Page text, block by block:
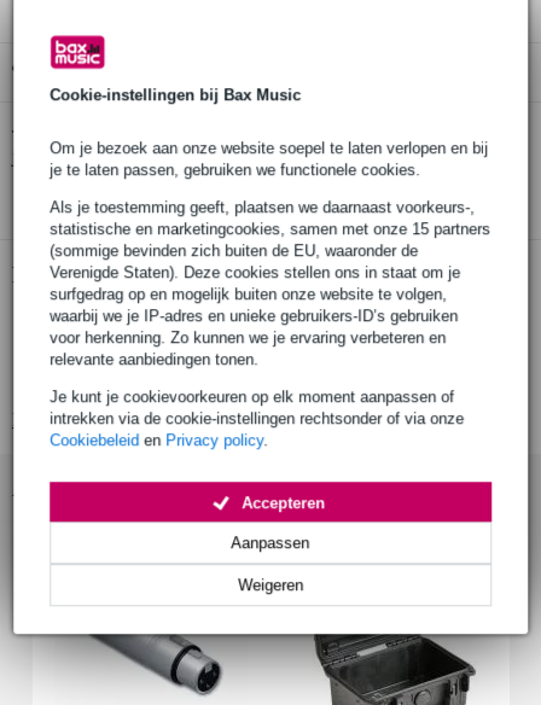
Cookie-instellingen bij Bax Music
Om je bezoek aan onze website soepel te laten verlopen en bij
je te laten passen, gebruiken we functionele cookies.
Als je toestemming geeft, plaatsen we daarnaast voorkeurs-,
statistische en marketingcookies, samen met onze 15 partners
(sommige bevinden zich buiten de EU, waaronder de
Verenigde Staten). Deze cookies stellen ons in staat om je
surfgedrag op en mogelijk buiten onze website te volgen,
waarbij we je IP-adres en unieke gebruikers-ID’s gebruiken
voor herkenning. Zo kunnen we je ervaring verbeteren en
relevante aanbiedingen tonen.
Je kunt je cookievoorkeuren op elk moment aanpassen of
intrekken via de cookie-instellingen rechtsonder of via onze
Cookiebeleid en Privacy policy.
Weigeren
Aanpassen
Accepteren
Gratis ophalen in de winkel
Twijfel je of de Accu-cable XLR male - XLR male adapter
je past? Doe de check.
Productinformatie
verloopadapter
XLR male - XLR male
Bekijk alle productspecificaties
Accessoires (2)